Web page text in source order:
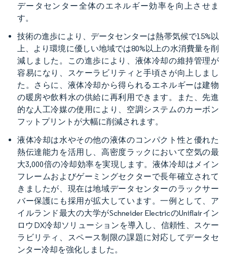
データセンター全体のエネルギー効率を向上させま
す。
技術の進歩により、データセンターは熱帯気候で15%以
上、より環境に優しい地域では80%以上の水消費量を削
減しました。この進歩により、液体冷却の維持管理が
容易になり、スケーラビリティと手頃さが向上しまし
た。さらに、液体冷却から得られるエネルギーは建物
の暖房や飲料水の供給に再利用できます。また、先進
的な人工冷媒の使用により、空調システムのカーボン
フットプリントが大幅に削減されます。
液体冷却は水やその他の液体のコンパクト性と優れた
熱伝達能力を活用し、高密度ラックにおいて空気の最
大3,000倍の冷却効率を実現します。液体冷却はメイン
フレームおよびゲーミングセクターで長年確立されて
きましたが、現在は地域データセンターのラックサー
バー保護にも採用が拡大しています。一例として、ア
イルランド最大の大学がSchneider ElectricのUniflairイン
ロウDX冷却ソリューションを導入し、信頼性、スケー
ラビリティ、スペース制限の課題に対応してデータセ
ンター冷却を強化しました。